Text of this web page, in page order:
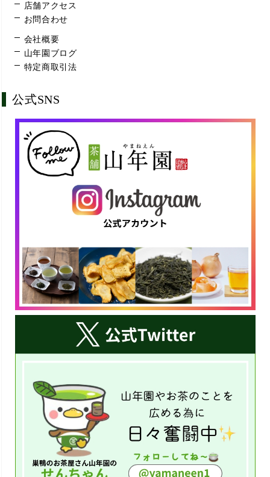
店舗アクセス
お問合わせ
会社概要
山年園ブログ
特定商取引法
公式SNS